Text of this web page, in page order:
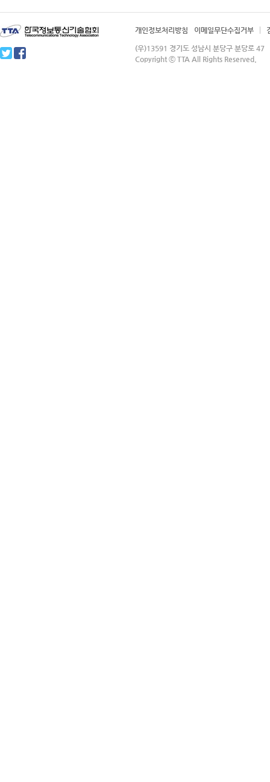
개인정보처리방침 이메일무단수집거부
(우)13591 경기도 성남시 분당구 분당로
Copyright ⓒ TTA All Rights Reserved.